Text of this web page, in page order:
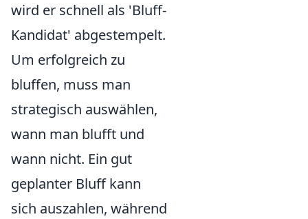
wird er schnell als 'Bluff-
Kandidat' abgestempelt.
Um erfolgreich zu
bluffen, muss man
strategisch auswählen,
wann man blufft und
wann nicht. Ein gut
geplanter Bluff kann
sich auszahlen, während